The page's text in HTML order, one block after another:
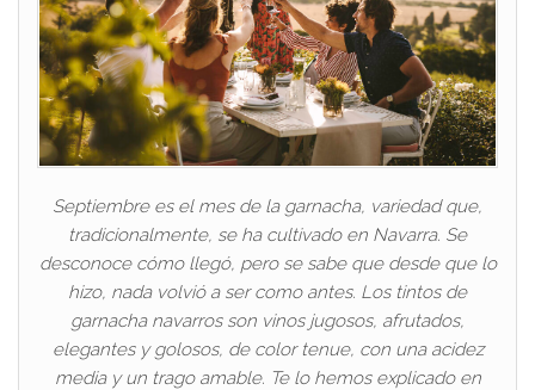
Septiembre es el mes de la garnacha, variedad que,
tradicionalmente, se ha cultivado en Navarra. Se
desconoce cómo llegó, pero se sabe que desde que lo
hizo, nada volvió a ser como antes. Los tintos de
garnacha navarros son vinos jugosos, afrutados,
elegantes y golosos, de color tenue, con una acidez
media y un trago amable. Te lo hemos explicado en